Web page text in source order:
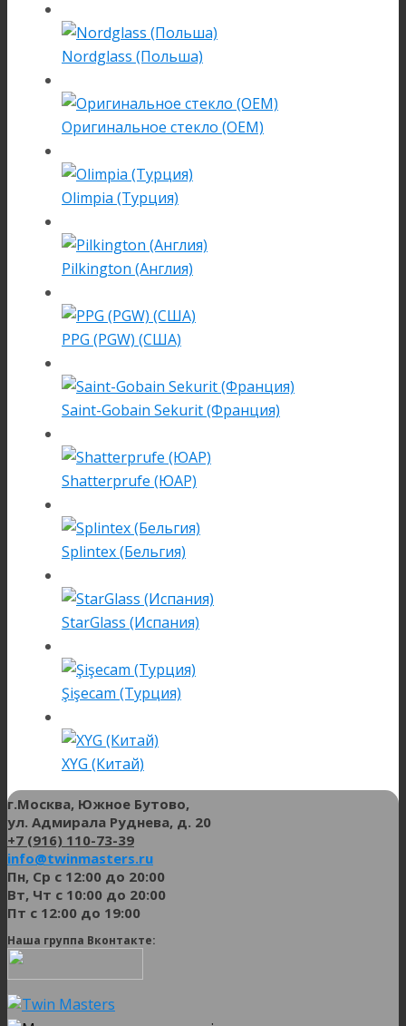
Nordglass (Польша)
Оригинальное стекло (OEM)
Olimpia (Турция)
Pilkington (Англия)
PPG (PGW) (США)
Saint-Gobain Sekurit (Франция)
Shatterprufe (ЮАР)
Splintex (Бельгия)
StarGlass (Испания)
Şişecam (Турция)
XYG (Китай)
г.Москва, Южное Бутово,
ул. Адмирала Руднева, д. 20
+7 (916) 110-73-39
info@twinmasters.ru
Пн, Ср с 12:00 до 20:00
Вт, Чт с 10:00 до 20:00
Пт с 12:00 до 19:00
Наша группа Вконтакте: